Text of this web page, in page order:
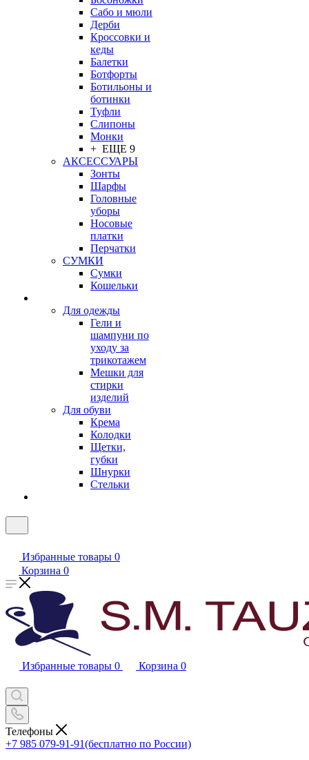
Сабо и мюли
Дерби
Кроссовки и
кеды
Балетки
Ботфорты
Ботильоны и
ботинки
Туфли
Слипоны
Монки
+ ЕЩЕ 9
АКСЕССУАРЫ
Зонты
Шарфы
Головные
уборы
Носовые
платки
Перчатки
СУМКИ
Сумки
Кошельки
Для одежды
Гели и
шампуни по
уходу за
трикотажем
Мешки для
стирки
изделий
Для обуви
Крема
Колодки
Щетки,
губки
Шнурки
Стельки
Избранные товары 0
Корзина 0
Избранные товары 0 Корзина 0
Телефоны
+7 985 079-91-91(бесплатно по России)